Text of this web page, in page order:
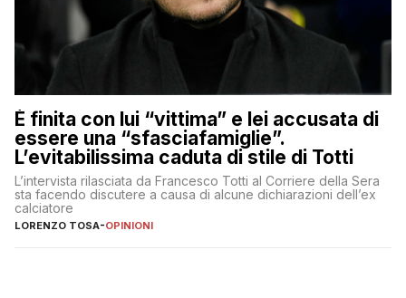
È finita con lui “vittima” e lei accusata di
essere una “sfasciafamiglie”.
L’evitabilissima caduta di stile di Totti
L’intervista rilasciata da Francesco Totti al Corriere della Sera
sta facendo discutere a causa di alcune dichiarazioni dell’ex
calciatore
LORENZO TOSA-OPINIONI